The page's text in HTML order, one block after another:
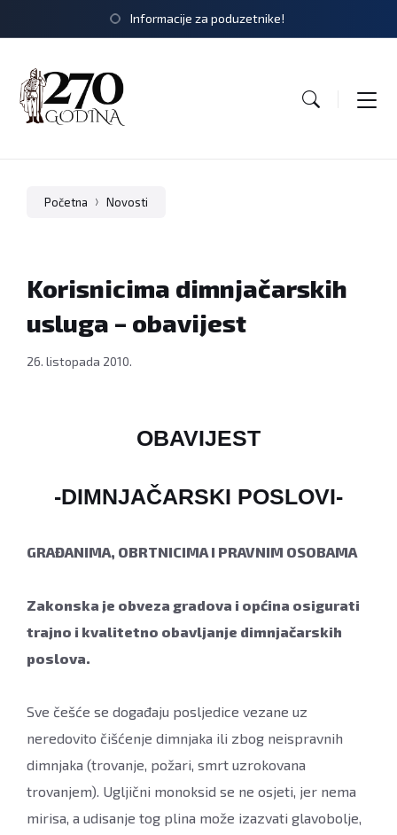
Informacije za poduzetnike!
Početna Novosti
Korisnicima dimnjačarskih
usluga – obavijest
26. listopada 2010.
OBAVIJEST
-DIMNJAČARSKI POSLOVI-
GRAĐANIMA, OBRTNICIMA I PRAVNIM OSOBAMA
Zakonska je obveza gradova i općina osigurati
trajno i kvalitetno obavljanje dimnjačarskih
poslova.
Sve češće se događaju posljedice vezane uz
neredovito čišćenje dimnjaka ili zbog neispravnih
dimnjaka (trovanje, požari, smrt uzrokovana
trovanjem). Ugljični monoksid se ne osjeti, jer nema
mirisa, a udisanje tog plina može izazvati glavobolje,